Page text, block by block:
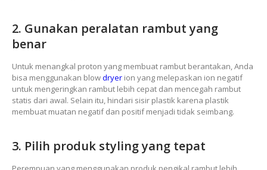
2. Gunakan peralatan rambut yang
benar
Untuk menangkal proton yang membuat rambut berantakan, Anda
bisa menggunakan blowdryer ion yang melepaskan ion negatif
untuk mengeringkan rambut lebih cepat dan mencegah rambut
statis dari awal. Selain itu, hindari sisir plastik karena plastik
membuat muatan negatif dan positif menjadi tidak seimbang.
3. Pilih produk styling yang tepat